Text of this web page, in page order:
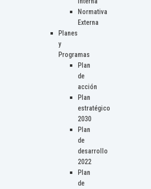
Normativa
Externa
Planes
y
Programas
Plan
de
acción
Plan
estratégico
2030
Plan
de
desarrollo
2022
Plan
de